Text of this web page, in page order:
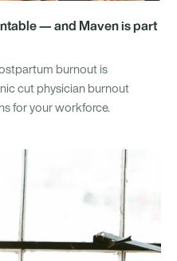
— and Maven is part
burnout is
cut physician burnout
for your workforce.